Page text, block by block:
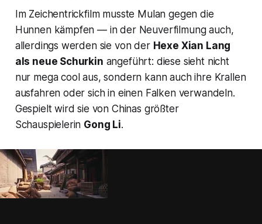
Im Zeichentrickfilm musste Mulan gegen die
Hunnen kämpfen — in der Neuverfilmung auch,
allerdings werden sie von der Hexe Xian Lang
als neue Schurkin angeführt: diese sieht nicht
nur mega cool aus, sondern kann auch ihre Krallen
ausfahren oder sich in einen Falken verwandeln.
Gespielt wird sie von Chinas größter
Schauspielerin Gong Li.